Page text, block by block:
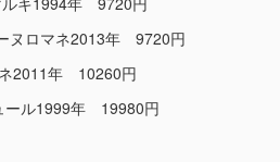
ヌロマネ2013年 9720円
2011年 10260円
ール1999年 19980円